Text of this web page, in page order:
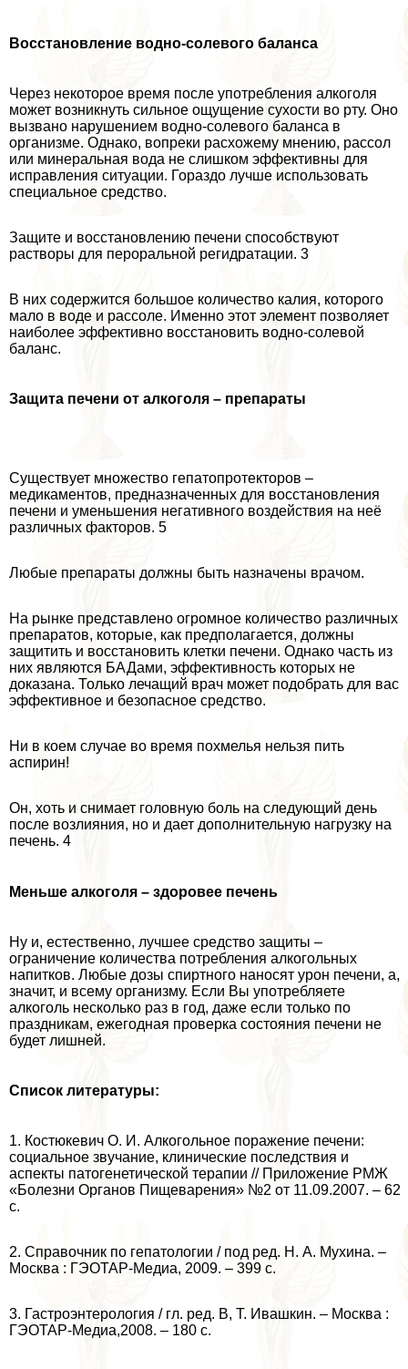
Восстановление водно-солевого баланса
Через некоторое время после употрeбления алкоголя
может возникнуть сильное ощущение сухости во рту. Оно
вызвано нарушением водно-солевого баланса в
организме. Однако, вопреки расхожему мнению, рассол
или минеральная вода не слишком эффективны для
исправления ситуации. Гораздо лучше использовать
специальное средство.
Защите и восстановлению печени способствуют
растворы для перopaльной регидратации. 3
В них содержится большое количество калия, которого
мало в воде и рассоле. Именно этот элемент позволяет
наиболее эффективно восстановить водно-солевой
баланс.
Защита печени от алкоголя – препараты
Существует множество гепатопротекторов –
медикаментов, предназначенных для восстановления
печени и уменьшения негативного воздействия на неё
различных факторов. 5
Любые препараты должны быть назначены врачом.
На рынке представлено огромное количество различных
препаратов, которые, как предполагается, должны
защитить и восстановить клетки печени. Однако часть из
них являются БАДами, эффективность которых не
доказана. Только лечащий врач может подобрать для вас
эффективное и безопасное средство.
Ни в коем случае во время похмелья нельзя пить
аспирин!
Он, хоть и снимает головную боль на следующий день
после возлияния, но и дает дополнительную нагрузку на
печень. 4
Меньше алкоголя – здоровее печень
Ну и, естественно, лучшее средство защиты –
ограничение количества потрeбления алкогольных
напитков. Любые дозы спиртного наносят урон печени, а,
значит, и всему организму. Если Вы употрeбляете
алкоголь несколько раз в год, даже если только по
праздникам, ежегодная проверка состояния печени не
будет лишней.
Список литературы:
1. Костюкевич О. И. Алкогольное поражение печени:
социальное звучание, клинические последствия и
аспекты патогенетической терапии // Приложение РМЖ
«Болезни Органов Пищеварения» №2 от 11.09.2007. – 62
с.
2. Справочник по гепатологии / под ред. Н. А. Мухина. –
Москва : ГЭОТАР-Медиа, 2009. – 399 с.
3. Гастроэнтерология / гл. ред. В, Т. Ивашкин. – Москва :
ГЭОТАР-Медиа,2008. – 180 с.